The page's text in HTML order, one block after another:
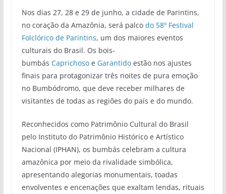
Nos dias 27, 28 e 29 de junho, a cidade de Parintins,
no coração da Amazônia, será palco do 58º Festival
Folclórico de Parintins, um dos maiores eventos
culturais do Brasil. Os bois-
bumbás Caprichosoe Garantidoestão nos ajustes
finais para protagonizar três noites de pura emoção
no Bumbódromo, que deve receber milhares de
visitantes de todas as regiões do país e do mundo.
Reconhecidos como Patrimônio Cultural do Brasil
pelo Instituto do Patrimônio Histórico e Artístico
Nacional (IPHAN), os bumbás celebram a cultura
amazônica por meio da rivalidade simbólica,
apresentando alegorias monumentais, toadas
envolventes e encenações que exaltam lendas, rituais